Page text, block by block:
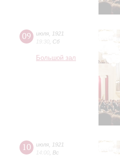
09 июля
1921
19:30 Сб
Большой зал
10 июля
1921
14:00 Вс